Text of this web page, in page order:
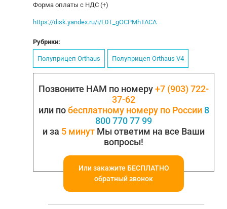
Форма оплаты с НДС (+)
https://disk.yandex.ru/i/E0T_gOCPMhTACA
Рубрики:
Полуприцеп Orthaus Полуприцеп Orthaus V4
Позвоните НАМ по номеру+7 (903) 722-
37-62
или побесплатному номеру по России 8
800 770 77 99
и за 5 минут Мы ответим на все Ваши
вопросы!
Или закажите БЕСПЛАТНО
обратный звонок